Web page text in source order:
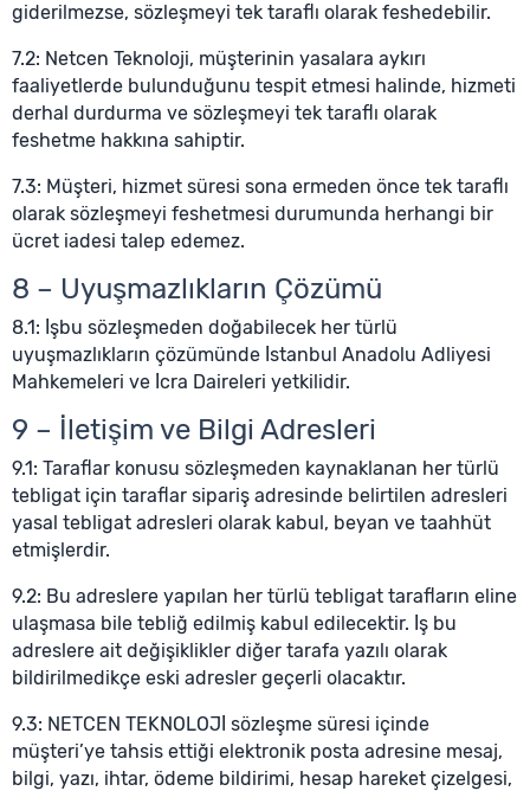
giderilmezse, sözleşmeyi tek taraflı olarak feshedebilir.
7.2: Netcen Teknoloji, müşterinin yasalara aykırı
faaliyetlerde bulunduğunu tespit etmesi halinde, hizmeti
derhal durdurma ve sözleşmeyi tek taraflı olarak
feshetme hakkına sahiptir.
7.3: Müşteri, hizmet süresi sona ermeden önce tek taraflı
olarak sözleşmeyi feshetmesi durumunda herhangi bir
ücret iadesi talep edemez.
8 – Uyuşmazlıkların Çözümü
8.1: İşbu sözleşmeden doğabilecek her türlü
uyuşmazlıkların çözümünde İstanbul Anadolu Adliyesi
Mahkemeleri ve İcra Daireleri yetkilidir.
9 – İletişim ve Bilgi Adresleri
9.1: Taraflar konusu sözleşmeden kaynaklanan her türlü
tebligat için taraflar sipariş adresinde belirtilen adresleri
yasal tebligat adresleri olarak kabul, beyan ve taahhüt
etmişlerdir.
9.2: Bu adreslere yapılan her türlü tebligat tarafların eline
ulaşmasa bile tebliğ edilmiş kabul edilecektir. İş bu
adreslere ait değişiklikler diğer tarafa yazılı olarak
bildirilmedikçe eski adresler geçerli olacaktır.
9.3: NETCEN TEKNOLOJİ sözleşme süresi içinde
müşteri’ye tahsis ettiği elektronik posta adresine mesaj,
bilgi, yazı, ihtar, ödeme bildirimi, hesap hareket çizelgesi,